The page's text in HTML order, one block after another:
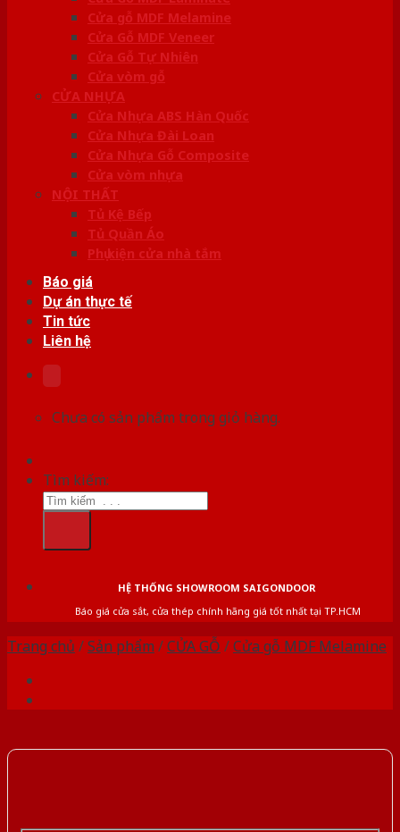
Cửa gỗ MDF Melamine
Cửa Gỗ MDF Veneer
Cửa Gỗ Tự Nhiên
Cửa vòm gỗ
CỬA NHỰA
Cửa Nhựa ABS Hàn Quốc
Cửa Nhựa Đài Loan
Cửa Nhựa Gỗ Composite
Cửa vòm nhựa
NỘI THẤT
Tủ Kệ Bếp
Tủ Quần Áo
Phụ kiện cửa nhà tắm
Báo giá
Dự án thực tế
Tin tức
Liên hệ
Chưa có sản phẩm trong giỏ hàng.
Tìm kiếm:
HỆ THỐNG SHOWROOM SAIGONDOOR
Báo giá cửa sắt, cửa thép chính hãng giá tốt nhất tại TP.HCM
Trang chủ /Sản phẩm /CỬA GỖ /Cửa gỗ MDF Melamine